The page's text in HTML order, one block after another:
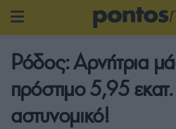
Ρόδος: Αρνήτρια
πρόστιμο 5,95
αστυνομικό!